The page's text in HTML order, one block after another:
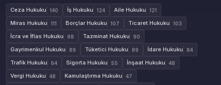
Ceza Hukuku
140 İş Hukuku 124 Aile Hukuku 121
Miras Hukuku 111 Borçlar Hukuku 107 Ticaret Hukuku 103
İcra ve İflas Hukuku 98 Tazminat Hukuku 90
Gayrimenkul Hukuku 89 Tüketici Hukuku 89 İdare Hukuku 84
Trafik Hukuku 64 Sigorta Hukuku 55 İnşaat Hukuku 48
Vergi Hukuku 48 Kamulaştırma Hukuku 47